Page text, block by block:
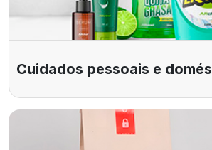
Cuidados pessoais e